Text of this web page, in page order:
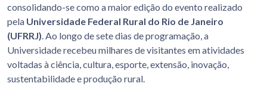
consolidando-se como a maior edição do evento realizado
pela Universidade Federal Rural do Rio de Janeiro
(UFRRJ) . Ao longo de sete dias de programação, a
Universidade recebeu milhares de visitantes em atividades
voltadas à ciência, cultura, esporte, extensão, inovação,
sustentabilidade e produção rural.